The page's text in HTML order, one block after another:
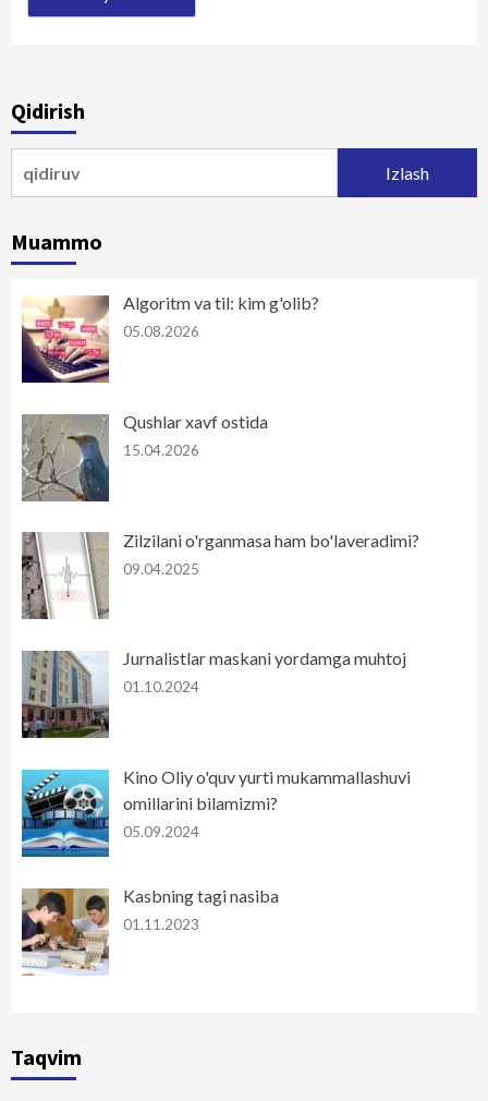
Qidirish
Muammo
Algoritm va til: kim g'olib?
05.08.2026
Qushlar xavf ostida
15.04.2026
Zilzilani o'rganmasa ham bo'laveradimi?
09.04.2025
Jurnalistlar maskani yordamga muhtoj
01.10.2024
Kino Oliy o'quv yurti mukammallashuvi
omillarini bilamizmi?
05.09.2024
Kasbning tagi nasiba
01.11.2023
Taqvim